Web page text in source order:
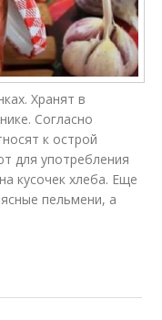
Хранят в
Согласно
к острой
для употребления
кусочек хлеба. Еще
пельмени, а